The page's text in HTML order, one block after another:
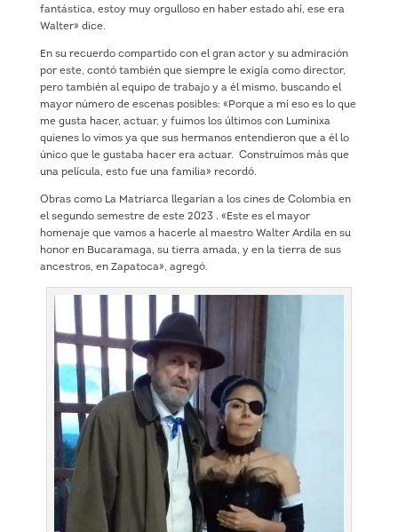
fantástica, estoy muy orgulloso en haber estado ahí, ese era
Walter» dice.
En su recuerdo compartido con el gran actor y su admiración
por este, contó también que siempre le exigía como director,
pero también al equipo de trabajo y a él mismo, buscando el
mayor número de escenas posibles: «Porque a mí eso es lo que
me gusta hacer, actuar, y fuimos los últimos con Luminixa
quienes lo vimos ya que sus hermanos entendieron que a él lo
único que le gustaba hacer era actuar. Construímos más que
una película, esto fue una familia» recordó.
Obras como La Matriarca llegarían a los cines de Colombia en
el segundo semestre de este 2023 . «Este es el mayor
homenaje que vamos a hacerle al maestro Walter Ardila en su
honor en Bucaramaga, su tierra amada, y en la tierra de sus
ancestros, en Zapatoca», agregó.